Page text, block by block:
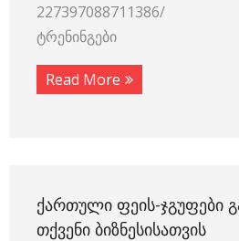
227397088711386/
ტრენინგები
Read More
ᲥᲐᲠᲗᲣᲚᲘ ᲤᲔᲘᲡ-ᲯᲒᲣᲤᲔᲑᲘ
ᲗᲥᲕᲔᲜᲘ ᲑᲘᲖᲜᲔᲡᲘᲡᲐᲗᲕᲘᲡ